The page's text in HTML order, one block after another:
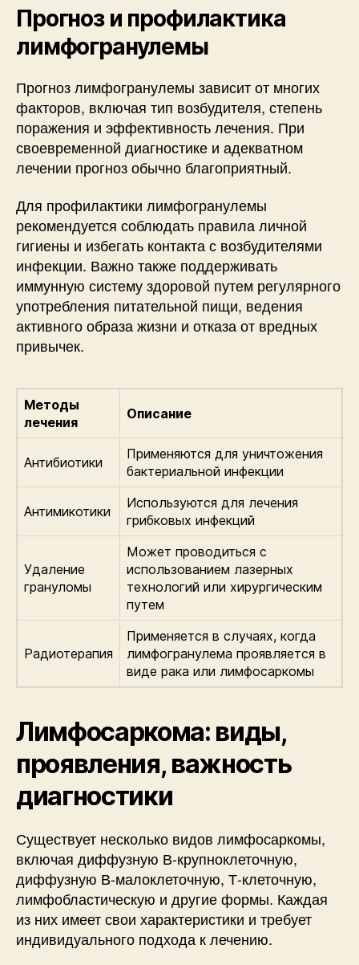
Прогноз и профилактика
лимфогранулемы
Прогноз лимфогранулемы зависит от многих
факторов, включая тип возбудителя, степень
поражения и эффективность лечения. При
своевременной диагностике и адекватном
лечении прогноз обычно благоприятный.
Для профилактики лимфогранулемы
рекомендуется соблюдать правила личной
гигиены и избегать контакта с возбудителями
инфекции. Важно также поддерживать
иммунную систему здоровой путем регулярного
употребления питательной пищи, ведения
активного образа жизни и отказа от вредных
привычек.
Методы
лечения
Описание
Антибиотики
Применяются для уничтожения
бактериальной инфекции
Антимикотики
Используются для лечения
грибковых инфекций
Удаление
грануломы
Может проводиться с
использованием лазерных
технологий или хирургическим
путем
Радиотерапия
Применяется в случаях, когда
лимфогранулема проявляется в
виде рака или лимфосаркомы
Лимфосаркома: виды,
проявления, важность
диагностики
Существует несколько видов лимфосаркомы,
включая диффузную В-крупноклеточную,
диффузную В-малоклеточную, Т-клеточную,
лимфобластическую и другие формы. Каждая
из них имеет свои характеристики и требует
индивидуального подхода к лечению.